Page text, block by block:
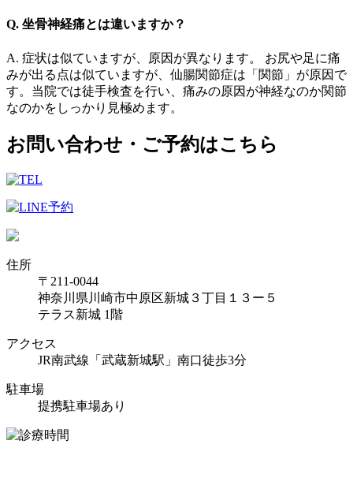
Q. 坐骨神経痛とは違いますか？
A. 症状は似ていますが、原因が異なります。 お尻や足に痛
みが出る点は似ていますが、仙腸関節症は「関節」が原因で
す。当院では徒手検査を行い、痛みの原因が神経なのか関節
なのかをしっかり見極めます。
お問い合わせ・ご予約はこちら
住所
〒211-0044
神奈川県川崎市中原区新城３丁目１３ー５
テラス新城 1階
アクセス
JR南武線「武蔵新城駅」南口徒歩3分
駐車場
提携駐車場あり